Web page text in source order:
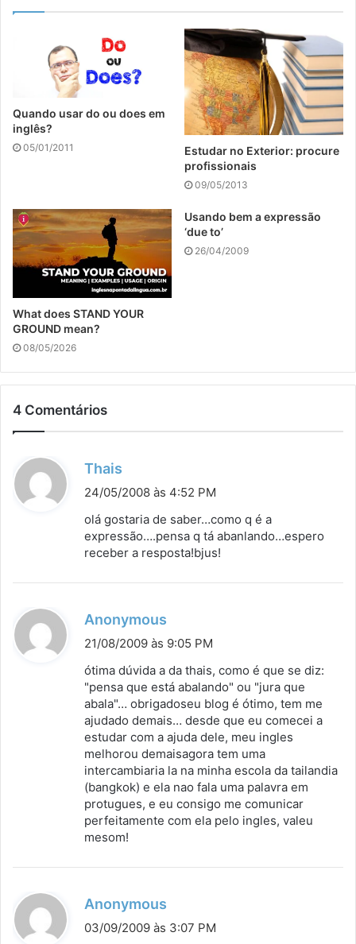
Quando usar do ou does em
inglês?
05/01/2011
Estudar no Exterior: procure
profissionais
09/05/2013
What does STAND YOUR
GROUND mean?
08/05/2026
Usando bem a expressão
‘due to’
26/04/2009
4 Comentários
Thais
i
s
e
24/05/2008 às 4:52 PM
olá gostaria de saber…como q é a
expressão….pensa q tá abanlando…espero
receber a resposta!bjus!
Anonymous
i
s
e
:
21/08/2009 às 9:05 PM
ótima dúvida a da thais, como é que se diz:
"pensa que está abalando" ou "jura que
abala"… obrigadoseu blog é ótimo, tem me
ajudado demais… desde que eu comecei a
estudar com a ajuda dele, meu ingles
melhorou demaisagora tem uma
intercambiaria la na minha escola da tailandia
(bangkok) e ela nao fala uma palavra em
protugues, e eu consigo me comunicar
perfeitamente com ela pelo ingles, valeu
mesom!
Anonymous
03/09/2009 às 3:07 PM